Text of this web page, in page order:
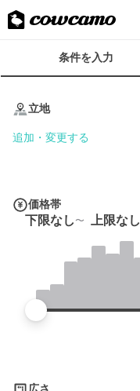
条
条件を入力
立地
追加・変更する
価格帯
下限なし 上限なし